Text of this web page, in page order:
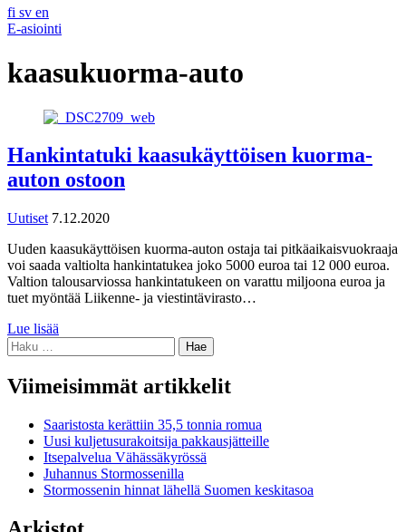
fi sv en
E-asiointi
kaasukuorma-auto
Hankintatuki kaasukäyttöisen kuorma-
auton ostoon
Uutiset 7.12.2020
Uuden kaasukäyttöisen kuorma-auton ostaja tai pitkäaikaisvuokraaja
voi saada valtiolta hankintatukea joko 5000 euroa tai 12 000 euroa.
Valtion talousarviossa hankintatukeen on varattu miljoona euroa ja
tuet myöntää Liikenne- ja viestintävirasto…
Lue lisää
Haku:
Viimeisimmät artikkelit
Saaristosta kerättiin 35,5 tonnia romua
Uusi kuljetusurakoitsija pakkausjätteille
Itsepalvelua Vähässäkyrössä
Juhannus Stormossenilla
Stormossenin hinnat lähellä Suomen keskitasoa